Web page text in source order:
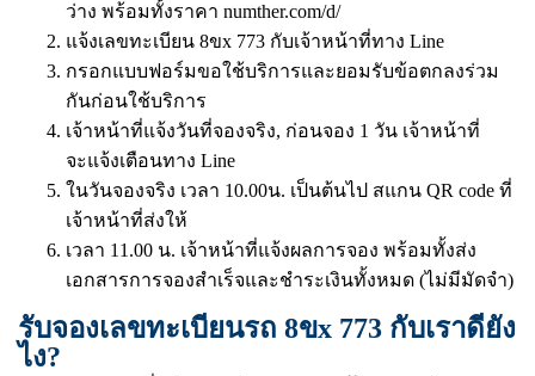
ว่าง พร้อมทั้งราคา numther.com/d/
แจ้งเลขทะเบียน 8ขx 773 กับเจ้าหน้าที่ทาง Line
กรอกแบบฟอร์มขอใช้บริการและยอมรับข้อตกลงร่วม
กันก่อนใช้บริการ
เจ้าหน้าที่แจ้งวันที่จองจริง, ก่อนจอง 1 วัน เจ้าหน้าที่
จะแจ้งเตือนทาง Line
ในวันจองจริง เวลา 10.00น. เป็นต้นไป สแกน QR code ที่
เจ้าหน้าที่ส่งให้
เวลา 11.00 น. เจ้าหน้าที่แจ้งผลการจอง พร้อมทั้งส่ง
เอกสารการจองสำเร็จและชำระเงินทั้งหมด (ไม่มีมัดจำ)
รับจองเลขทะเบียนรถ 8ขx 773 กับเราดียัง
ไง?